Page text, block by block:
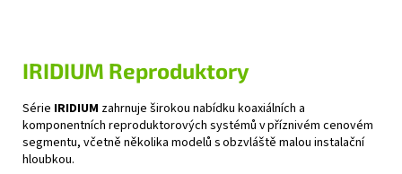
IRIDIUM Reproduktory
Série IRIDIUM zahrnuje širokou nabídku koaxiálních a
komponentních reproduktorových systémů v příznivém cenovém
segmentu, včetně několika modelů s obzvláště malou instalační
hloubkou.